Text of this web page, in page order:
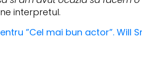
interpretul.
”Cel mai bun actor”. Will